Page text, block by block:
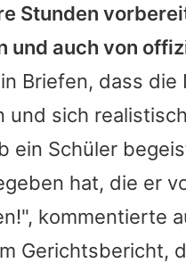
Stunden
und auch von
Briefen, dass die
sich
ein Schüler
hat, die er
kommentierte
Gerichtsbericht,